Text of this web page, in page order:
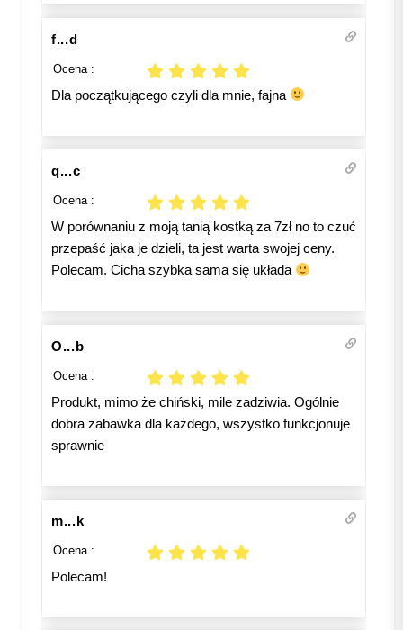
f...d
Ocena :
Dla początkującego czyli dla mnie, fajna
q...c
Ocena :
W porównaniu z moją tanią kostką za 7zł no to czuć
przepaść jaka je dzieli, ta jest warta swojej ceny.
Polecam. Cicha szybka sama się układa
O...b
Ocena :
Produkt, mimo że chiński, mile zadziwia. Ogólnie
dobra zabawka dla każdego, wszystko funkcjonuje
sprawnie
m...k
Ocena :
Polecam!